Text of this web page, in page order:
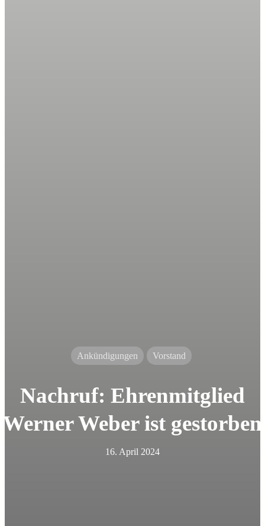
Ankündigungen Vorstand
Nachruf: Ehrenmitglied
Werner Weber ist gestorben
16. April 2024